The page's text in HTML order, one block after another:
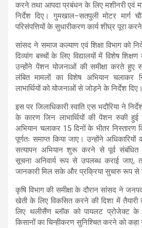
करने तथा आपदा प्रबंधन के लिए मशीनरी एवं
निर्देश दिए। गुमखाल–सतपुली मोटर मार्ग
परिसंपत्तियों के सुधारीकरण कार्य शीघ्र पूरा
सांसद ने समाज कल्याण एवं शिक्षा विभाग को
दिव्यांग बच्चों के लिए विद्यालयों में विशेष
उन्होंने पेंशन योजनाओं की समीक्षा करते हुए
लंबित मामलों का विशेष अभियान चलाकर
लाभार्थियों को योजनाओं से जोड़ने के निर्देश दिए।
इस पर जिलाधिकारी स्वाति एस भदौरिया ने
के कारण जिन लाभार्थियों की पेंशन रुकी
अभियान चलाकर 15 दिनों के भीतर निस्तारण
पूर्णतः समाप्त किया जाए। उन्होंने अधिकारियों
सत्यापन अभियान शुरू करने से पूर्व संबंधित
सूचना अनिवार्य रूप से उपलब्ध कराई
जानकारी मिल सके और प्रक्रिया सुचारु रूप से
कृषि विभाग की समीक्षा के दौरान सांसद ने
खेती के लिए विकसित करने की दिशा में
लिए थलीसैंण ब्लॉक को पायलट प्रोजेक्ट
किसानों का चिन्हीकरण सुनिश्चित करने को कहा